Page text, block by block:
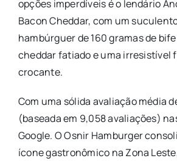
opções imperdíveis é o lendário
Bacon Cheddar, com um
hambúrguer de 160 gramas de
cheddar fatiado e uma irresistível
crocante.
Com uma sólida avaliação média
(baseada em 9,058 avaliações)
Google. O Osnir Hamburger
ícone gastronômico na Zona